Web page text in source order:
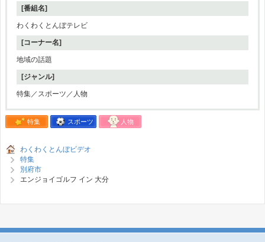
[番組名]
わくわくとんぼテレビ
[コーナー名]
地域の話題
[ジャンル]
特集／スポーツ／人物
特集 スポーツ 人物
わくわくとんぼビデオ
特集
別府市
エンジョイゴルフ イン 大分